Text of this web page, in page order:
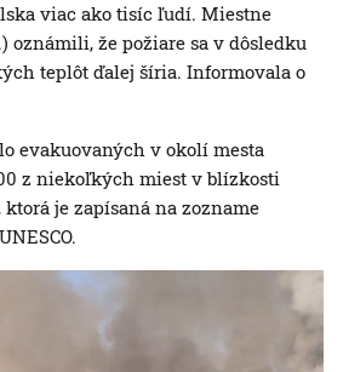
viac ako tisíc ľudí. Miestne
oznámili, že požiare sa v dôsledku
teplôt ďalej šíria. Informovala o
evakuovaných v okolí mesta
z niekoľkých miest v blízkosti
je zapísaná na zozname